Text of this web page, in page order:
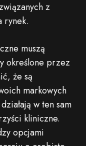
z
rynek.
muszą
określone przez
że są
markowych
w ten sam
kliniczne.
opcjami